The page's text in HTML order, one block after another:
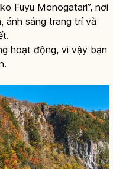
Fuyu Monogatari”, nơi
ánh sáng trang trí và
hoạt động, vì vậy bạn